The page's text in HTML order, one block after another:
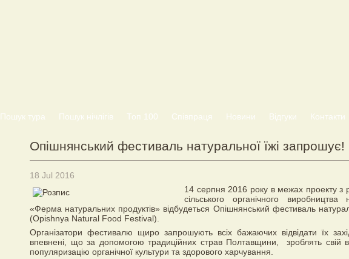
Пошук тура Пошук нічлігів Топ 100 Співпраця Новини Відгуки Контакти
Опішнянський фестиваль натуральної їжі запрошує!
18 Jul 2016
14 серпня 2016 року в межах проекту з
сільського органічного виробництва
«Ферма натуральних продуктів» відбудеться Опішнянський фестиваль
(Opishnya Natural Food Festival).
Організатори фестивалю щиро запрошують всіх бажаючих відвідати їх
впевнені, що за допомогою традиційних страв Полтавщини, зроблять свій
популяризацію органічної культури та здорового харчування.